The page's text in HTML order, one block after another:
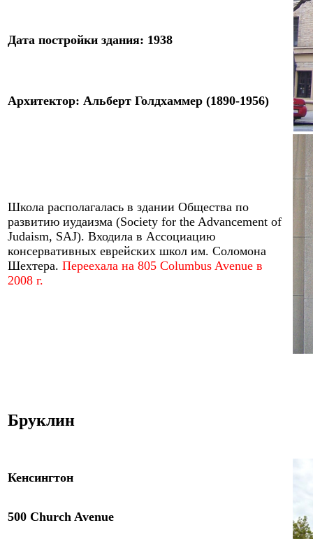
Дата постройки здания: 1938
Архитектор: Альберт Голдхаммер (1890-1956)
Школа располагалась в здании Общества по
развитию иудаизма (Society for the Advancement of
Judaism, SAJ). Входила в Ассоциацию
консервативных еврейских школ им. Соломона
Шехтера. Переехала на 805 Columbus Avenue в
2008 г.
Бруклин
Кенсингтон
500 Church Avenue